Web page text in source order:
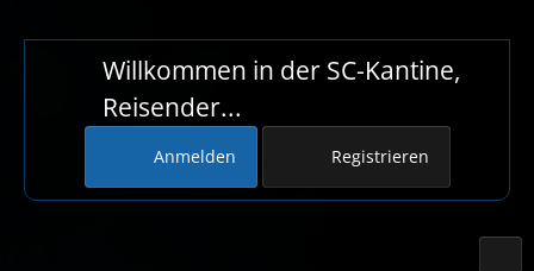
Willkommen in der SC-Kantine,
Reisender...
Anmelden Registrieren